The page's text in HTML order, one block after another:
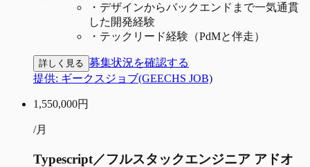
・ デザインからバックエンドまで一気通貫
した開発経験
・ テックリード経験（PdMと伴走）
詳しく見る 募集状況を確認する
提供: ギークスジョブ(GEECHS JOB)
1,550,000円
/月
Typescript／フルスタックエンジニア アドオ